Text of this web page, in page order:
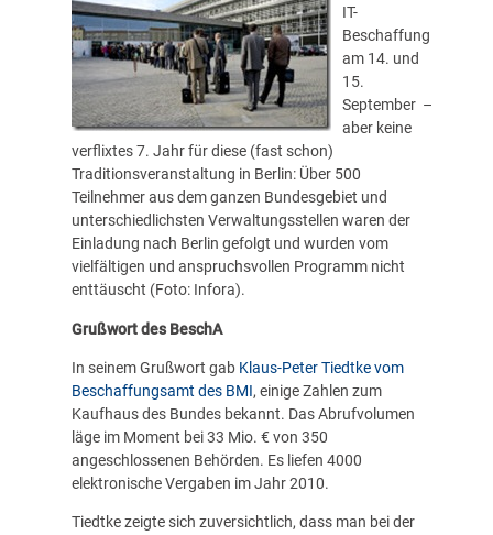
IT-
Beschaffung
am 14. und
15.
September –
aber keine
verflixtes 7. Jahr für diese (fast schon)
Traditionsveranstaltung in Berlin: Über 500
Teilnehmer aus dem ganzen Bundesgebiet und
unterschiedlichsten Verwaltungsstellen waren der
Einladung nach Berlin gefolgt und wurden vom
vielfältigen und anspruchsvollen Programm nicht
enttäuscht (Foto: Infora).
Grußwort des BeschA
In seinem Grußwort gab Klaus-Peter Tiedtke vom
Beschaffungsamt des BMI, einige Zahlen zum
Kaufhaus des Bundes bekannt. Das Abrufvolumen
läge im Moment bei 33 Mio. € von 350
angeschlossenen Behörden. Es liefen 4000
elektronische Vergaben im Jahr 2010.
Tiedtke zeigte sich zuversichtlich, dass man bei der